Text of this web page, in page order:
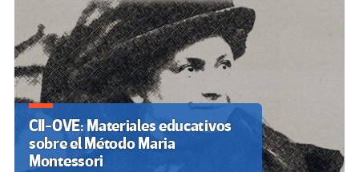
CII-OVE: Materiales educativos
sobre el Método Maria
Montessori